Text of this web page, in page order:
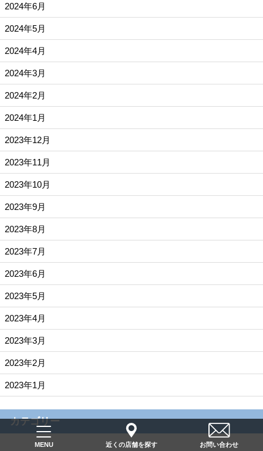
2024年6月
2024年5月
2024年4月
2024年3月
2024年2月
2024年1月
2023年12月
2023年11月
2023年10月
2023年9月
2023年8月
2023年7月
2023年6月
2023年5月
2023年4月
2023年3月
2023年2月
2023年1月
カテゴリー
MENU 近くの店舗を探す お問い合わせ